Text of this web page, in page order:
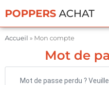
POPPERS ACHAT
Accueil » Mon compte
Mot de
Mot de passe perdu ?